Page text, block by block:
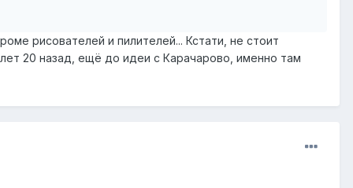
рисователей и пилителей... Кстати, не стоит
20 назад, ещё до идеи с Карачарово, именно там